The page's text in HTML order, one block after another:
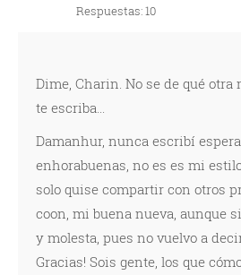
Respuestas: 10
Dime, Charin. No se de qué otra
te escriba...
Damanhur, nunca escribí
enhorabuenas, no es es mi
solo quise compartir con otros
coon, mi buena nueva, aunque
y molesta, pues no vuelvo a
Gracias! Sois gente, los que